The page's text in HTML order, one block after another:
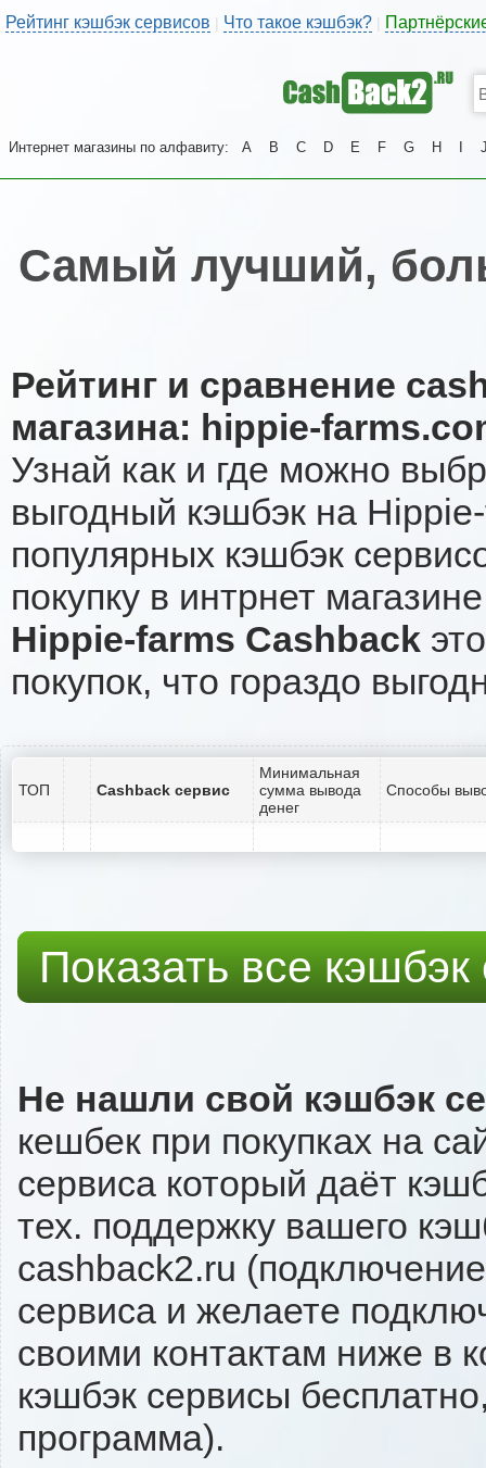
Рейтинг кэшбэк сервисов | Что такое кэшбэк?
Интернет магазины по алфавиту: A B C D E F G H
Самый лучший,
Рейтинг и сравнение
магазина: hippie-
Узнай как и где можно
выгодный кэшбэк на
популярных кэшбэк
покупку в интрнет
Hippie-farms Cashback
покупок, что гораздо
ТОП Cashback сервис
Минимальная
сумма вывода
денег
Способы
Показать все
Не нашли свой кэшбэк
кешбек при покупках на
сервиса который даёт
тех. поддержку вашего
cashback2.ru
сервиса и желаете
своими контактам ниже в
кэшбэк сервисы
программа).